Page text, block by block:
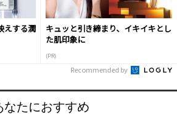
えする潤
キュッと引き締まり、イキイキとし
た肌印象に
(PR)
Recommended by
なたにおすすめ